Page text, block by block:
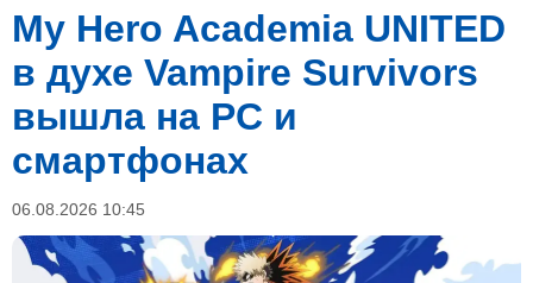
My Hero Academia UNITED
в духе Vampire Survivors
вышла на PC и
смартфонах
06.08.2026 10:45